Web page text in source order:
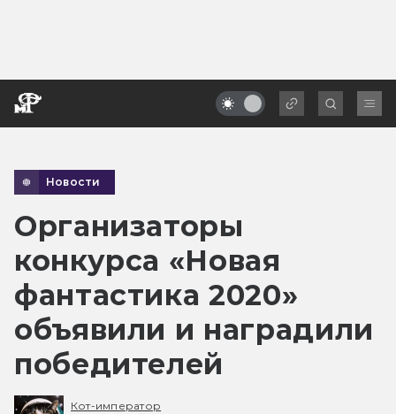
Новости
Организаторы
конкурса «Новая
фантастика 2020»
объявили и наградили
победителей
Кот-император